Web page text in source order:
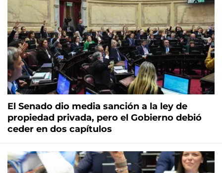
El Senado dio media sanción a la ley de
propiedad privada, pero el Gobierno debió
ceder en dos capítulos